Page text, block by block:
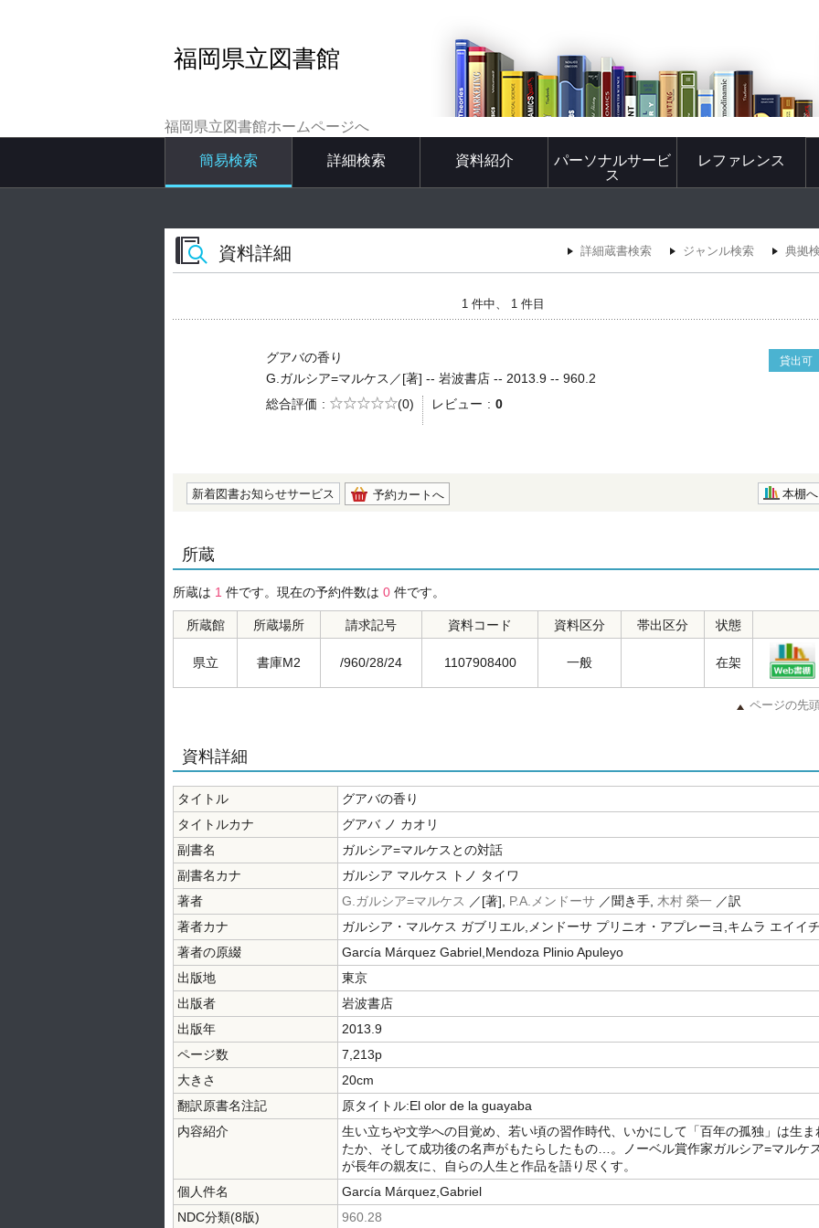
福岡県立図書館
福岡県立図書館ホームページへ
簡易検索 詳細検索 資料紹介
パーソナルサービ
ス
レファレンス
資料詳細 詳細蔵書検索 ジャンル検索 典拠
1 件中、 1 件目
グアバの香り 貸出可
G.ガルシア=マルケス／[著] -- 岩波書店 -- 2013.9 -- 960.2
総合評価
5段階評価
(0) レビュー 0
新着図書お知らせサービス 予約カートへ 本棚へ
所蔵
所蔵は 1 件です。現在の予約件数は 0 件です。
所蔵館 所蔵場所 請求記号 資料コード 資料区分 帯出区分 状態
県立 書庫M2 /960/28/24 1107908400 一般 在架
ページの先
資料詳細
タイトル
グアバの香り
タイトルカナ
グアバ ノ カオリ
副書名
ガルシア=マルケスとの対話
副書名カナ
ガルシア マルケス トノ タイワ
著者
G.ガルシア=マルケス ／[著], P.A.メンドーサ ／聞き手, 木村 榮一 ／訳
著者カナ
ガルシア・マルケス ガブリエル,メンドーサ プリニオ・アプレーヨ,キムラ エイイ
著者の原綴
García Márquez Gabriel,Mendoza Plinio Apuleyo
出版地
東京
出版者
岩波書店
出版年
2013.9
ページ数
7,213p
大きさ
20cm
翻訳原書名注記
原タイトル:El olor de la guayaba
内容紹介
生い立ちや文学への目覚め、若い頃の習作時代、いかにして「百年の孤独」は生ま
たか、そして成功後の名声がもたらしたもの…。ノーベル賞作家ガルシア=マルケ
が長年の親友に、自らの人生と作品を語り尽くす。
個人件名
García Márquez,Gabriel
NDC分類(8版)
960.28